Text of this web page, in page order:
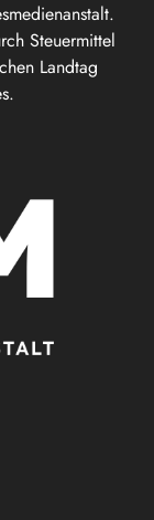
Steuermittel
Landtag